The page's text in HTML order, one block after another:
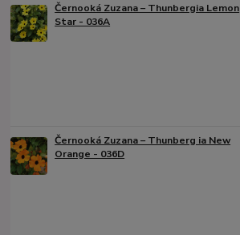
Černooká Zuzana – Thunbergia Lemon
Star - 036A
Černooká Zuzana – Thunberg ia New
Orange - 036D